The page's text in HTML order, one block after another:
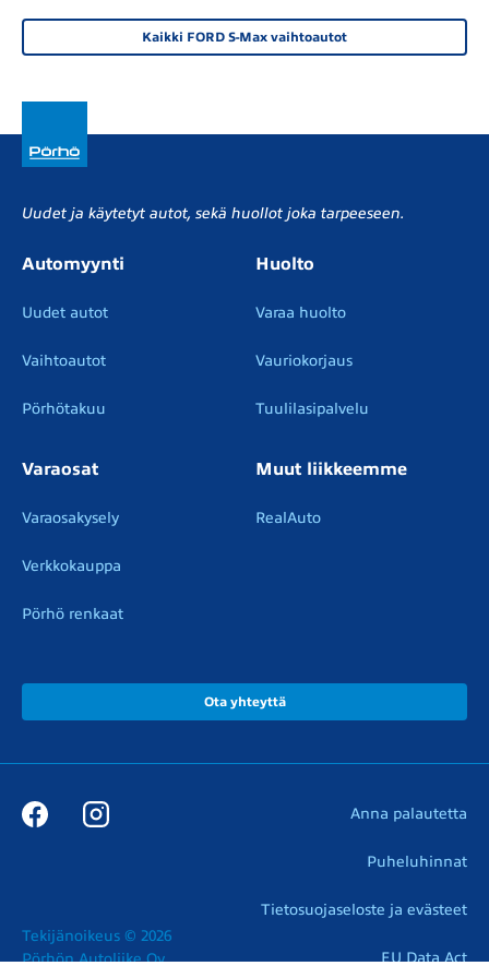
Kaikki FORD S-Max vaihtoautot
Uudet ja käytetyt autot, sekä huollot joka tarpeeseen.
Automyynti
Uudet autot
Vaihtoautot
Pörhötakuu
Huolto
Varaa huolto
Vauriokorjaus
Tuulilasipalvelu
Varaosat
Varaosakysely
Verkkokauppa
Pörhö renkaat
Muut liikkeemme
RealAuto
Ota yhteyttä
Tekijänoikeus © 2026
Pörhön Autoliike Oy
Anna palautetta
Puheluhinnat
Tietosuojaseloste ja evästeet
EU Data Act